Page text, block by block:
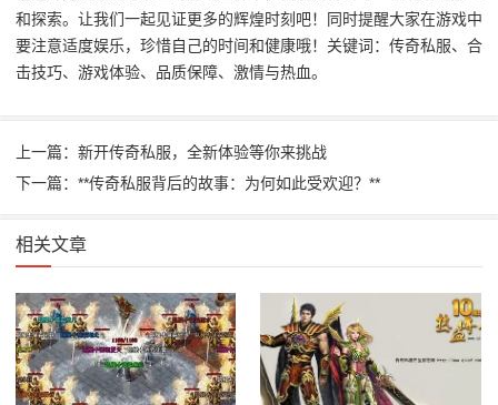
和探索。让我们一起见证更多的辉煌时刻吧！同时提醒大家在游戏中
要注意适度娱乐，珍惜自己的时间和健康哦！关键词：传奇私服、合
击技巧、游戏体验、品质保障、激情与热血。
上一篇：新开传奇私服，全新体验等你来挑战
下一篇：**传奇私服背后的故事：为何如此受欢迎？**
相关文章